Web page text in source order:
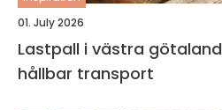
01. July 2026
Lastpall i västra götaland smart logistik,
hållbar transport